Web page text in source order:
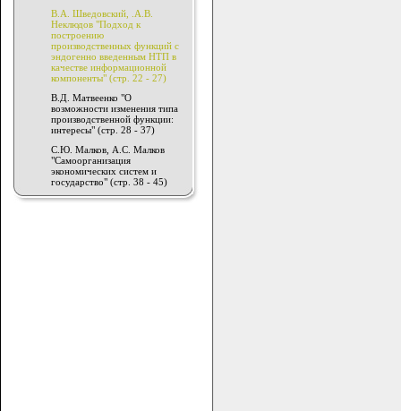
В.А. Шведовский, .А.В.
Неклюдов "Подход к
построению
производственных функций с
эндогенно введенным НТП в
качестве информационной
компоненты" (стр. 22 - 27)
В.Д. Матвеенко "О
возможности изменения типа
производственной функции:
интересы" (стр. 28 - 37)
С.Ю. Малков, А.С. Малков
"Самоорганизация
экономических систем и
государство" (стр. 38 - 45)